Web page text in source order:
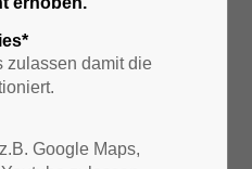
zulassen damit die
Google Maps,